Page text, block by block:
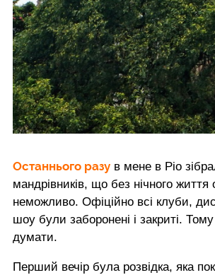
Останнього разу в мене в Ріо
мандрівників, що без нічного життя
неможливо. Офіційно всі клуби,
шоу були заборонені і закриті.
думати.
Перший вечір була розвідка, яка